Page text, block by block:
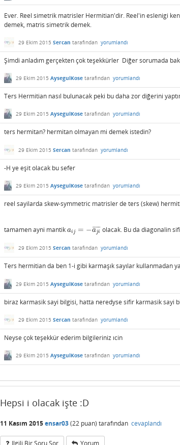
Ever. Reel simetrik matrisler Hermitian'dir. Reel'in eslenigi
demek, matris simetrik demek.
29 Ekim 2015 Sercan tarafından yorumlandı
Şimdi anladım gerçekten çok teşekkürler Diğer sorumada
29 Ekim 2015 AysegulKose tarafından yorumlandı
Ters Hermitian nasıl bulunacak peki bu daha zor diğerini
29 Ekim 2015 AysegulKose tarafından yorumlandı
ters hermitan? hermitan olmayan mi demek istedin?
29 Ekim 2015 Sercan tarafından yorumlandı
-H ye eşit olacak bu sefer
29 Ekim 2015 AysegulKose tarafından yorumlandı
reel sayilarda skew-symmetric matrisler de ters (skew)
tamamen ayni mantik ai j = −aji
¯ ¯
¯¯¯¯
aij= −a i¯ olacak. Bu da diagonalin
29 Ekim 2015 Sercan tarafından yorumlandı
Ters hermitian da ben 1-i gibi karmaşık sayılar kullanmadan
29 Ekim 2015 AysegulKose tarafından yorumlandı
biraz karmasik sayi bilgisi, hatta neredyse sifir karmasik sayi
29 Ekim 2015 Sercan tarafından yorumlandı
Neyse çok teşekkür ederim bilgileriniz ıcin
29 Ekim 2015 AysegulKose tarafından yorumlandı
Hepsi i olacak işte :D
11 Kasım 2015ensar03(22 puan) tarafından cevaplandı